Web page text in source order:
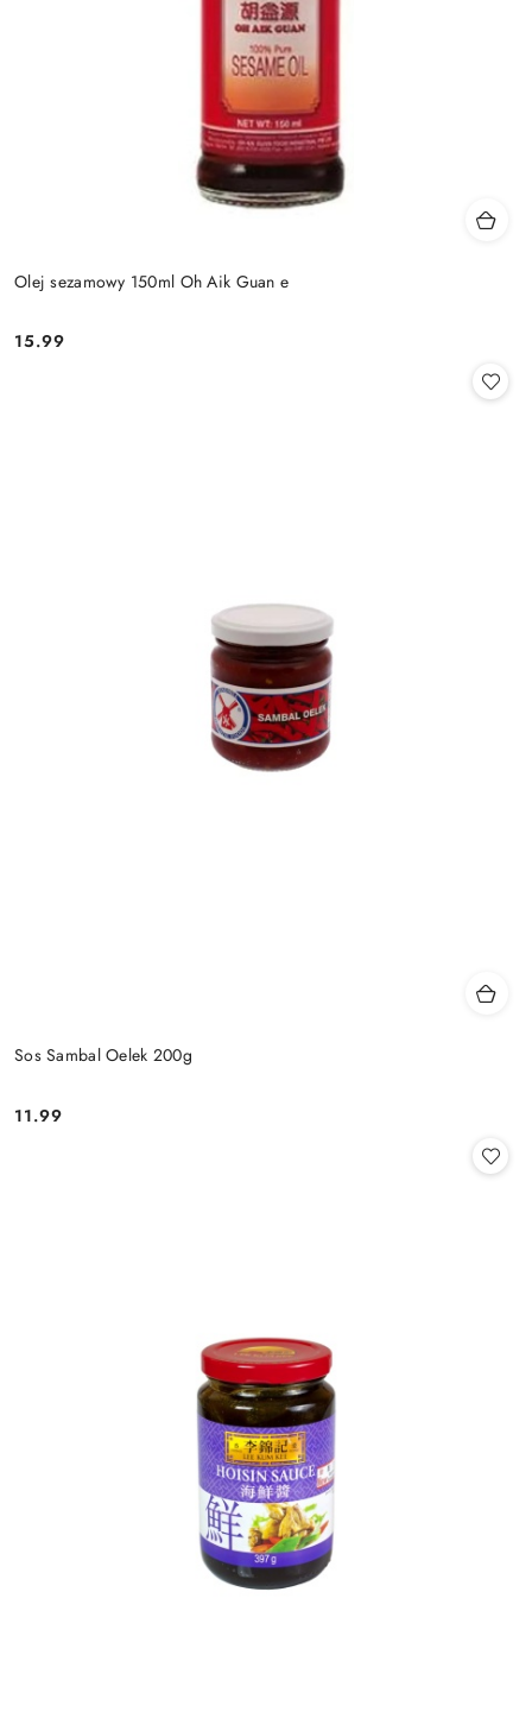
Olej sezamowy 150ml Oh Aik Guan e
Cena:
15.99
Sos Sambal Oelek 200g
Cena:
11.99